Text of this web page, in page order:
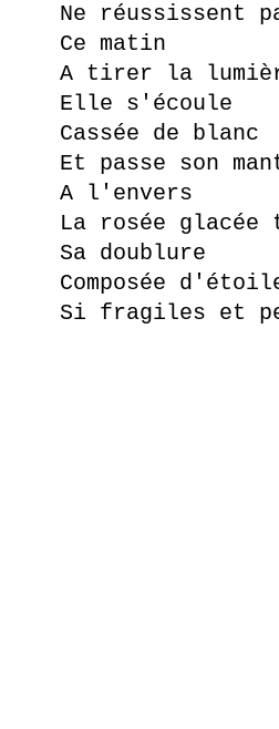
Ne réussissent
Ce matin
A tirer la
Elle s'écoule
Cassée de blanc
Et passe son
A l'envers
La rosée glacée
Sa doublure
Composée
Si fragiles et